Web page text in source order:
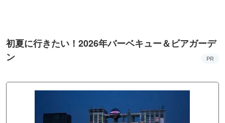
初夏に行きたい！2026年バーベキュー＆ビアガーデ
ン
PR